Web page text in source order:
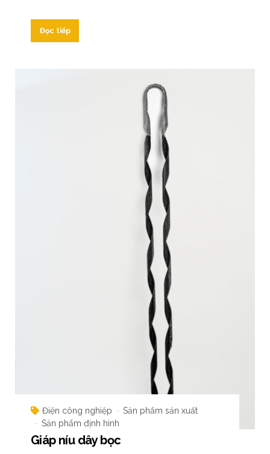
Đọc tiếp
Điện công nghiệp
Sản phẩm sản xuất
Sản phẩm định hình
Giáp níu dây bọc